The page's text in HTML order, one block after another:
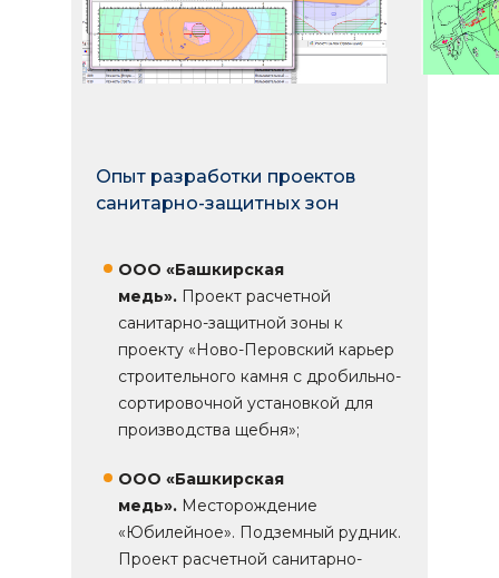
Опыт разработки проектов
санитарно-защитных зон
ООО «Башкирская
медь». Проект расчетной
санитарно-защитной зоны к
проекту «Ново-Перовский карьер
строительного камня с дробильно-
сортировочной установкой для
производства щебня»;
ООО «Башкирская
медь». Месторождение
«Юбилейное». Подземный рудник.
Проект расчетной санитарно-